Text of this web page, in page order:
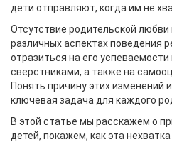
дети отправляют, когда им не
Отсутствие родительской
различных аспектах поведения
отразиться на его
сверстниками, а также на
Понять причину этих изменений
ключевая задача для каждого
В этой статье мы расскажем о
детей, покажем, как эта